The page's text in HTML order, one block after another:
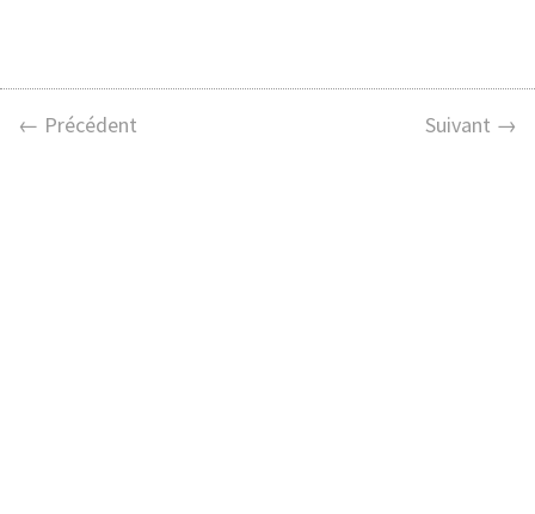
← Précédent Suivant →